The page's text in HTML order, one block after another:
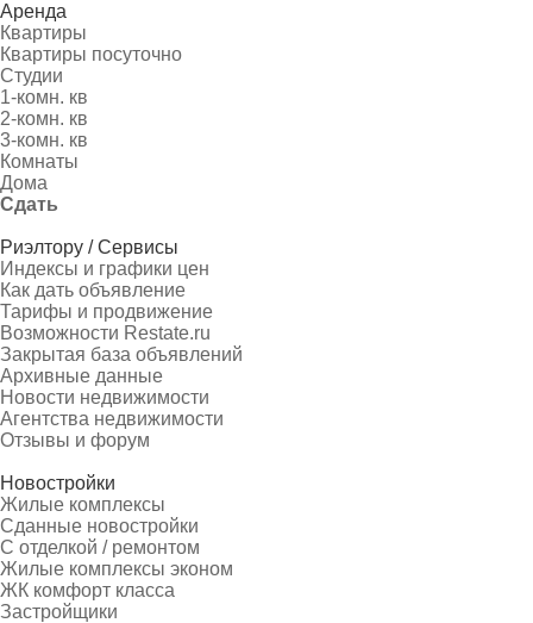
Аренда
Квартиры
Квартиры посуточно
Студии
1-комн. кв
2-комн. кв
3-комн. кв
Комнаты
Дома
Сдать
Риэлтору / Сервисы
Индексы и графики цен
Как дать объявление
Тарифы и продвижение
Возможности Restate.ru
Закрытая база объявлений
Архивные данные
Новости недвижимости
Агентства недвижимости
Отзывы и форум
Новостройки
Жилые комплексы
Сданные новостройки
С отделкой / ремонтом
Жилые комплексы эконом
ЖК комфорт класса
Застройщики